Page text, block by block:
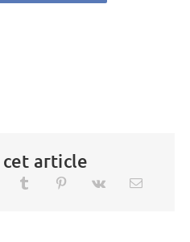
article